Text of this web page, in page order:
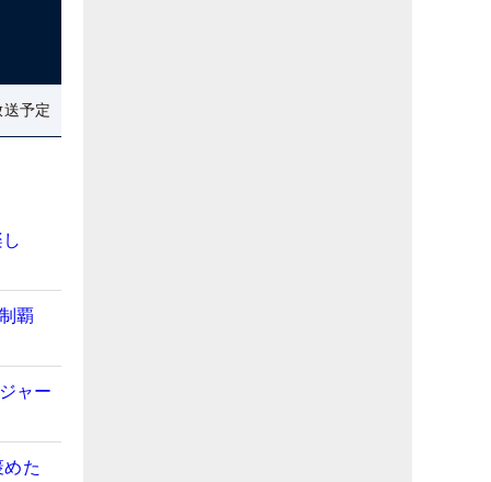
予定
覇
ャー
た